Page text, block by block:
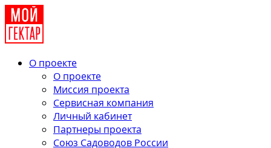
О проекте
О проекте
Миссия проекта
Сервисная компания
Личный кабинет
Партнеры проекта
Союз Садоводов России